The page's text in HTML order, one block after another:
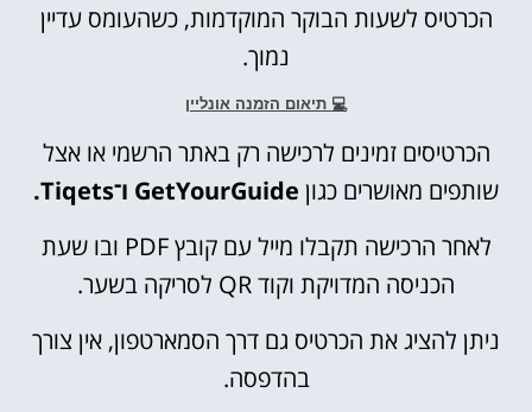
הכרטיס לשעות הבוקר המוקדמות, כשהעומס עדיין
נמוך.
💻 תיאום הזמנה אונליין
הכרטיסים זמינים לרכישה רק באתר הרשמי או אצל
שותפים מאושרים כגון GetYourGuide ו־Tiqets.
לאחר הרכישה תקבלו מייל עם קובץ PDF ובו שעת
הכניסה המדויקת וקוד QR לסריקה בשער.
ניתן להציג את הכרטיס גם דרך הסמארטפון, אין צורך
בהדפסה.